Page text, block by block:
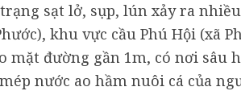
sạt lở, sụp, lún xảy ra
khu vực cầu Phú Hội (xã
mặt đường gần 1m, có nơi sâu
nước ao hầm nuôi cá của